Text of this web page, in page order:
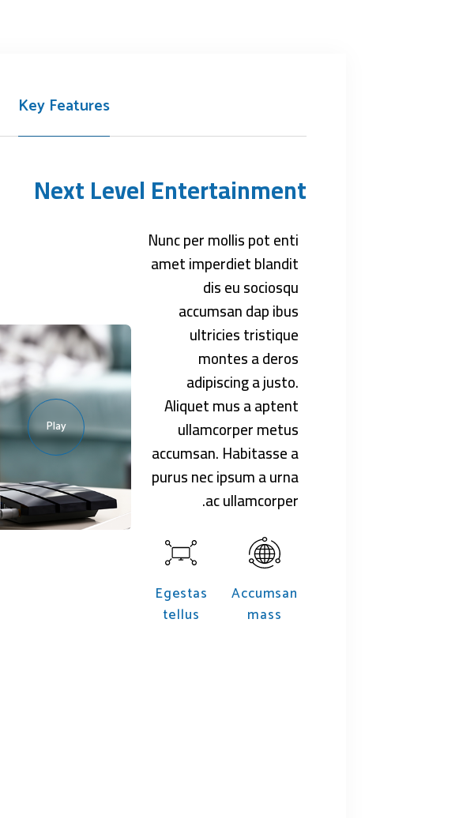
Key Features
Next Level Entertainment
Nunc per mollis pot enti
amet imperdiet blandit
dis eu sociosqu
accumsan dap ibus
ultricies tristique
montes a deros
adipiscing a justo.
Aliquet mus a aptent
ullamcorper metus
accumsan. Habitasse a
purus nec ipsum a urna
ac ullamcorper.
Accumsan
mass
Egestas
tellus
Play